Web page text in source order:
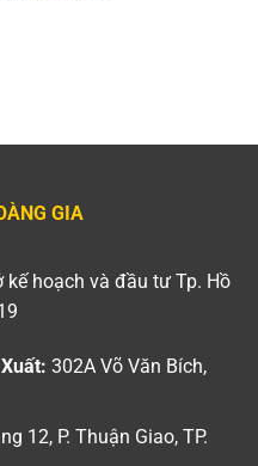
GIA
kế hoạch và đầu tư Tp. Hồ
302A Võ Văn Bích,
12, P. Thuận Giao, TP.